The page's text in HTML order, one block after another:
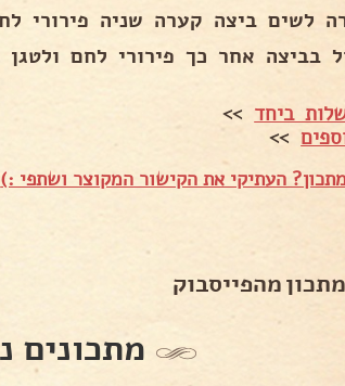
לשים ביצה קערה שניה פירורי
בביצה אחר כך פירורי לחם
ביחד >>
>>
העתיקי את הקישור המקוצר ושתפי :)
מהפייסבוק
מתכונים